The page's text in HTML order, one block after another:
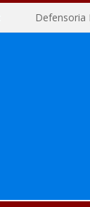
Defensoria